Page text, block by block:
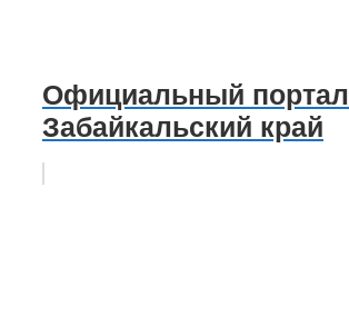
Официальный портал
Забайкальский край